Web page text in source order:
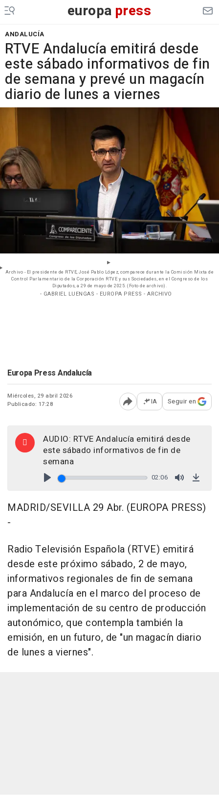
europa press
ANDALUCÍA
RTVE Andalucía emitirá desde
este sábado informativos de fin
de semana y prevé un magacín
diario de lunes a viernes
Archivo - El presidente de RTVE, José Pablo López, comparece durante la Comisión Mixta de
Control Parlamentario de la Corporación RTVE y sus Sociedades, en el Congreso de los
Diputados, a 29 de mayo de 2025. (Foto de archivo).
- GABRIEL LUENGAS - EUROPA PRESS - ARCHIVO
Europa Press Andalucía
Miércoles, 29 abril 2026
Publicado: 17:28
Abrir opciones para
IA Seguir en
AUDIO: RTVE Andalucía emitirá desde
este sábado informativos de fin de
semana
02:06
MADRID/SEVILLA 29 Abr. (EUROPA PRESS)
-
Radio Televisión Española (RTVE) emitirá
desde este próximo sábado, 2 de mayo,
informativos regionales de fin de semana
para Andalucía en el marco del proceso de
implementación de su centro de producción
autonómico, que contempla también la
emisión, en un futuro, de "un magacín diario
de lunes a viernes".